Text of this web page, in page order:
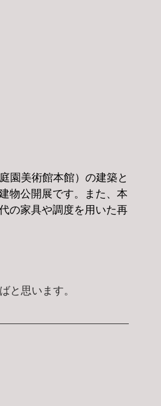
園美術館本館）の建築と
物公開展です。また、本
の家具や調度を用いた再
と思います。